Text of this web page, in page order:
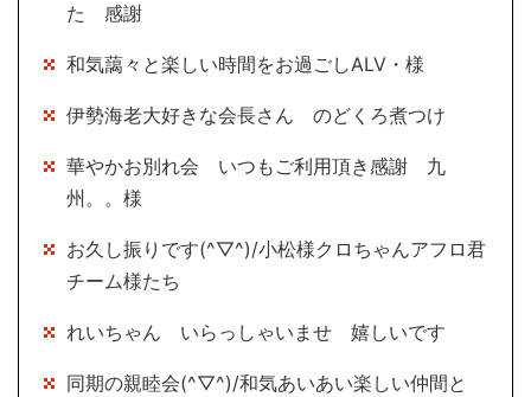
た 感謝
和気藹々と楽しい時間をお過ごしALV・様
伊勢海老大好きな会長さん のどくろ煮つけ
華やかお別れ会 いつもご利用頂き感謝 九
州。。様
お久し振りです(^▽^)/小松様クロちゃんアフロ君
チーム様たち
れいちゃん いらっしゃいませ 嬉しいです
同期の親睦会(^▽^)/和気あいあい楽しい仲間と